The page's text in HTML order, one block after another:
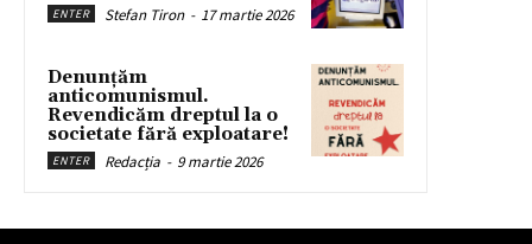
ENTER Stefan Tiron - 17 martie 2026
Denunțăm
anticomunismul.
Revendicăm dreptul la o
societate fără exploatare!
ENTER Redacția - 9 martie 2026